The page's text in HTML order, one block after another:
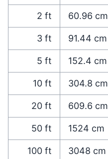
2 ft 60.96 cm
3 ft 91.44 cm
5 ft 152.4 cm
10 ft 304.8 cm
20 ft 609.6 cm
50 ft 1524 cm
100 ft 3048 cm